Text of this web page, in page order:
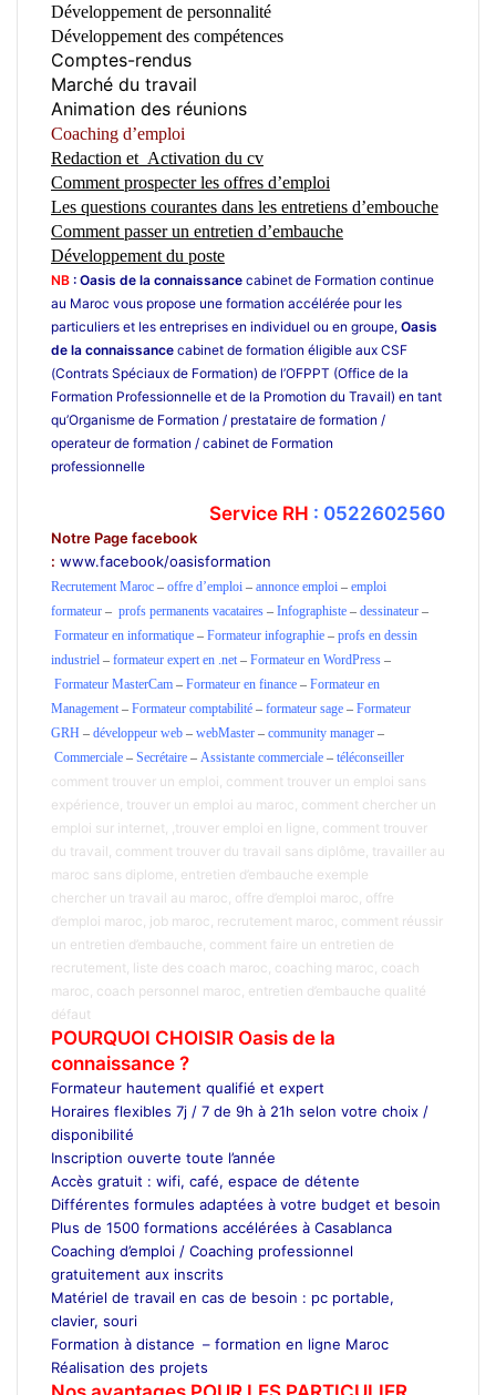
Développement de personnalité
Développement des compétences
Comptes-rendus
Marché du travail
Animation des réunions
Coaching d’emploi
Redaction et Activation du cv
Comment prospecter les offres d’emploi
Les questions courantes dans les entretiens d’embouche
Comment passer un entretien d’embauche
Développement du poste
NB : Oasis de la connaissance cabinet de Formation continue
au Maroc vous propose une formation accélérée pour les
particuliers et les entreprises en individuel ou en groupe, Oasis
de la connaissance cabinet de formation éligible aux CSF
(Contrats Spéciaux de Formation) de l’OFPPT (Office de la
Formation Professionnelle et de la Promotion du Travail) en tant
qu’Organisme de Formation / prestataire de formation /
operateur de formation / cabinet de Formation
professionnelle
Service RH : 0522602560
Notre Page facebook
: www.facebook/oasisformation
Recrutement Maroc – offre d’emploi – annonce emploi – emploi
formateur – profs permanents vacataires – Infographiste – dessinateur –
Formateur en informatique – Formateur infographie – profs en dessin
industriel – formateur expert en .net – Formateur en WordPress –
Formateur MasterCam – Formateur en finance – Formateur en
Management – Formateur comptabilité – formateur sage – Formateur
GRH – développeur web – webMaster – community manager –
Commerciale – Secrétaire – Assistante commerciale – téléconseiller
comment trouver un emploi, comment trouver un emploi sans
expérience, trouver un emploi au maroc, comment chercher un
emploi sur internet, ,trouver emploi en ligne, comment trouver
du travail, comment trouver du travail sans diplôme, travailler au
maroc sans diplome, entretien d’embauche exemple
chercher un travail au maroc, offre d’emploi maroc, offre
d’emploi maroc, job maroc, recrutement maroc, comment réussir
un entretien d’embauche, comment faire un entretien de
recrutement, liste des coach maroc, coaching maroc, coach
maroc, coach personnel maroc, entretien d’embauche qualité
défaut
POURQUOI CHOISIR Oasis de la
connaissance ?
Formateur hautement qualifié et expert
Horaires flexibles 7j / 7 de 9h à 21h selon votre choix /
disponibilité
Inscription ouverte toute l’année
Accès gratuit : wifi, café, espace de détente
Différentes formules adaptées à votre budget et besoin
Plus de 1500 formations accélérées à Casablanca
Coaching d’emploi / Coaching professionnel
gratuitement aux inscrits
Matériel de travail en cas de besoin : pc portable,
clavier, souri
Formation à distance – formation en ligne Maroc
Réalisation des projets